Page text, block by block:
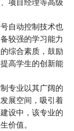
自动控制技术也
较强的学习能力
综合素质，鼓励
高学生的创新能
专业以其广阔的
展空间，吸引着
设中，该专业的
价值。